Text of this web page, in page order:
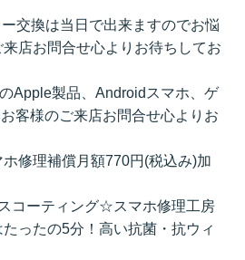
交換は当日で出来ますのでお悩
店お問合せ心よりお待ちしてお
Apple製品、Androidスマホ、ゲ
客様のご来店お問合せ心よりお
修理補償月額770円(税込み)加
コーティング☆スマホ修理工房
ったの5分！高い抗菌・抗ウィ